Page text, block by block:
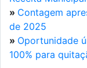
» Contagem
de 2025
» Oportunidade
100% para